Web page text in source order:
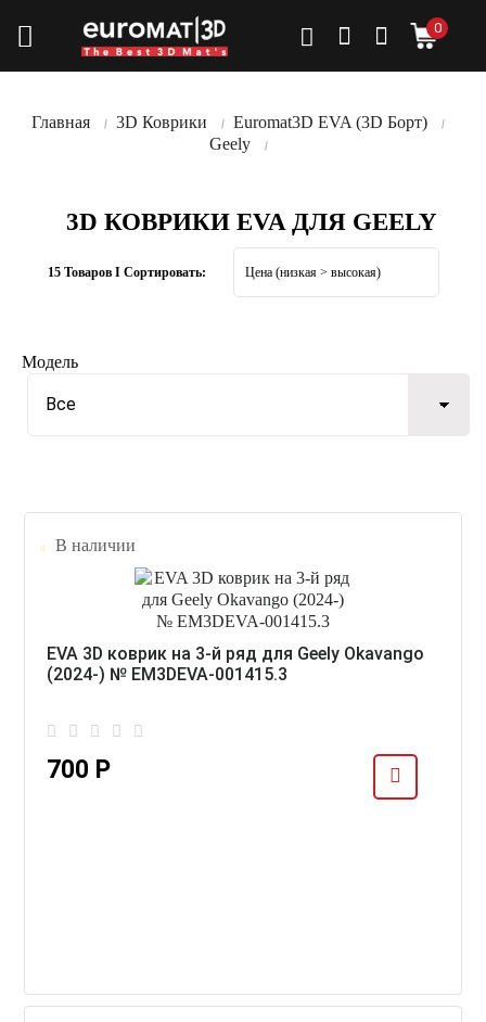
0
Главная 3D Коврики
Euromat3D EVA (3D Борт)
Geely
3D КОВРИКИ EVA ДЛЯ GEELY
15 Товаров I Сортировать:
Модель
Все
В наличии
EVA 3D коврик на 3-й ряд для Geely Okavango
(2024-) № EM3DEVA-001415.3
700 Р